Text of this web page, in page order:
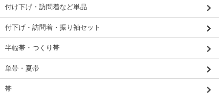
付け下げ・訪問着など単品
付下げ・訪問着・振り袖セット
半幅帯・つくり帯
単帯・夏帯
帯